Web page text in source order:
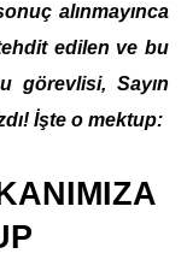
alınmayınca
edilen ve bu
görevlisi, Sayın
İşte o mektup: